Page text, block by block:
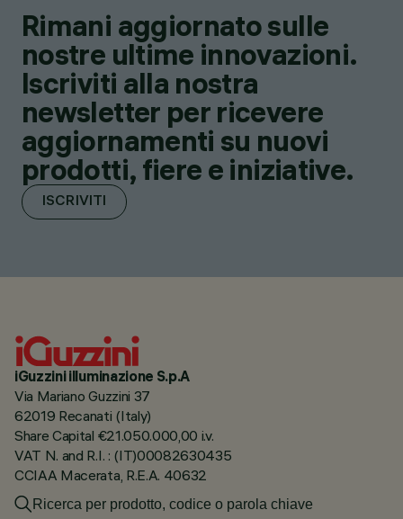
Rimani aggiornato sulle
nostre ultime innovazioni.
Iscriviti alla nostra
newsletter per ricevere
aggiornamenti su nuovi
prodotti, fiere e iniziative.
ISCRIVITI
iGuzzini illuminazione S.p.A
Via Mariano Guzzini 37
62019 Recanati (Italy)
Share Capital €21.050.000,00 i.v.
VAT N. and R.I. : (IT)00082630435
CCIAA Macerata, R.E.A. 40632